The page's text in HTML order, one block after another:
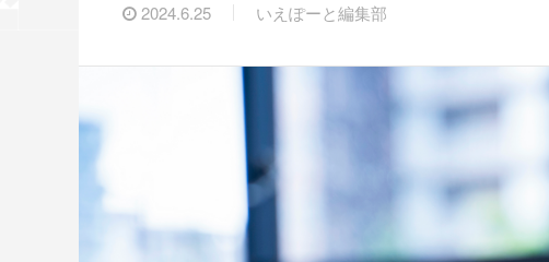
2024.6.25 いえぽーと編集部